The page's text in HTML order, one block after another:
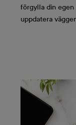
förgylla din
uppdatera